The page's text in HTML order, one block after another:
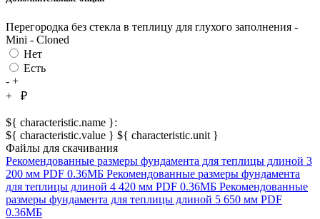
Перегородка без стекла в теплицу для глухого заполнения -
Mini - Cloned
Нет
Есть
- +
+
₽
${ characteristic.name }:
${ characteristic.value } ${ characteristic.unit }
Файлы для скачивания
Рекомендованные размеры фундамента для теплицы длиной 3
200 мм PDF 0.36МБ Рекомендованные размеры фундамента
для теплицы длиной 4 420 мм PDF 0.36МБ Рекомендованные
размеры фундамента для теплицы длиной 5 650 мм PDF
0.36МБ